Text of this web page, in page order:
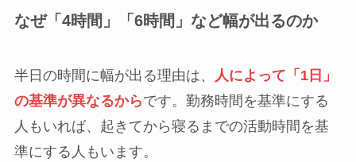
なぜ「4時間」「6時間」など幅が出るのか
半日の時間に幅が出る理由は、
人によって「1日」
の基準が異なるからです。勤務時間を基準にする
人もいれば、起きてから寝るまでの活動時間を基
準にする人もいます。